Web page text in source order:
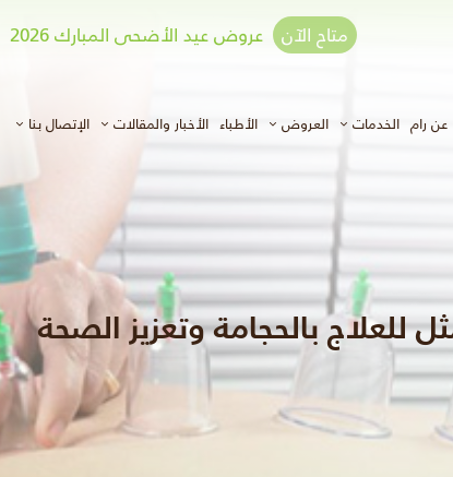
متاح الآن عروض عيد الأضحى المبارك 2026
عن رام الخدمات العروض الأطباء الأخبار والمقالات الإتصال بنا
للعلاج بالحجامة وتعزيز الصحة